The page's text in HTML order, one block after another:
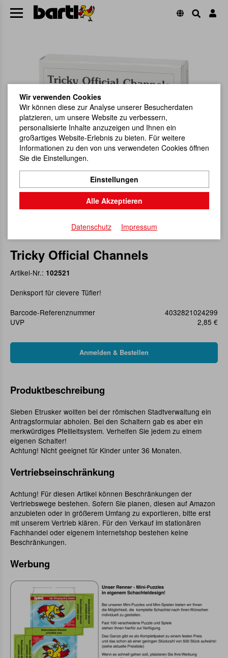
Tricky Official Channels
Artikel-Nr.: 102521
Denksport für clevere Tüfler!
Barcode-Referenznummer
4032821024299
UVP
2,85 €
Produktbeschreibung
Sieben Etrusker wollten bei der römischen Stadtverwaltung ein
Antragsformular abholen. Bei den Schaltern gab es aber ein
merkwürdiges Pfeilleitsystem. Verhelfen Sie jedem zu einem
eigenen Schalter!
Achtung! Nicht geeignet für Kinder unter 36 Monaten.
Vertriebseinschränkung
Achtung! Für diesen Artikel können Beschränkungen der
Vertriebswege bestehen. Sofern Sie planen, diesen auf Amazon
anzubieten oder in größerem Umfang zu exportieren, bitte erst
mit unserem Vertrieb klären. Für den Verkauf im stationären
Fachhandel oder eigenem Internetshop bestehen keine
Beschränkungen.
Werbung
Wir verwenden Cookies
Wir können diese zur Analyse unserer Besucherdaten
platzieren, um unsere Website zu verbessern,
personalisierte Inhalte anzuzeigen und Ihnen ein
großartiges Website-Erlebnis zu bieten. Für weitere
Informationen zu den von uns verwendeten Cookies öffnen
Sie die Einstellungen.
Einstellungen
Alle Akzeptieren
Datenschutz Impressum